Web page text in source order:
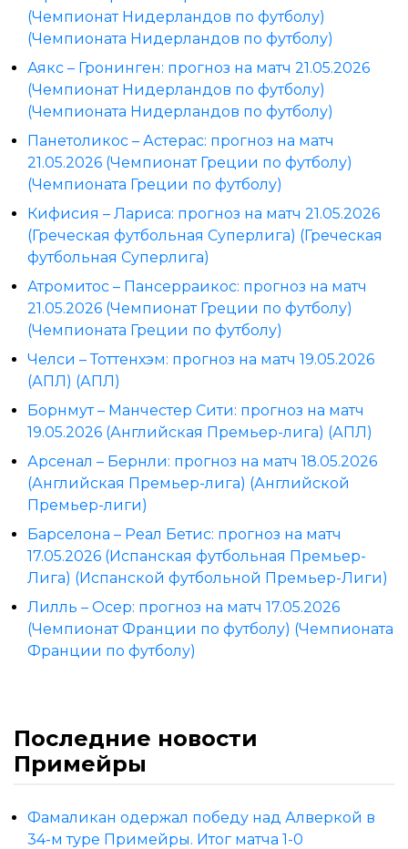
(Чемпионат Нидерландов по футболу)
(Чемпионата Нидерландов по футболу)
Аякс – Гронинген: прогноз на матч 21.05.2026
(Чемпионат Нидерландов по футболу)
(Чемпионата Нидерландов по футболу)
Панетоликос – Астерас: прогноз на матч
21.05.2026 (Чемпионат Греции по футболу)
(Чемпионата Греции по футболу)
Кифисия – Лариса: прогноз на матч 21.05.2026
(Греческая футбольная Суперлига) (Греческая
футбольная Суперлига)
Атромитос – Пансерраикос: прогноз на матч
21.05.2026 (Чемпионат Греции по футболу)
(Чемпионата Греции по футболу)
Челси – Тоттенхэм: прогноз на матч 19.05.2026
(АПЛ) (АПЛ)
Борнмут – Манчестер Сити: прогноз на матч
19.05.2026 (Английская Премьер-лига) (АПЛ)
Арсенал – Бернли: прогноз на матч 18.05.2026
(Английская Премьер-лига) (Английской
Премьер-лиги)
Барселона – Реал Бетис: прогноз на матч
17.05.2026 (Испанская футбольная Премьер-
Лига) (Испанской футбольной Премьер-Лиги)
Лилль – Осер: прогноз на матч 17.05.2026
(Чемпионат Франции по футболу) (Чемпионата
Франции по футболу)
Последние новости
Примейры
Фамаликан одержал победу над Алверкой в
34-м туре Примейры. Итог матча 1-0